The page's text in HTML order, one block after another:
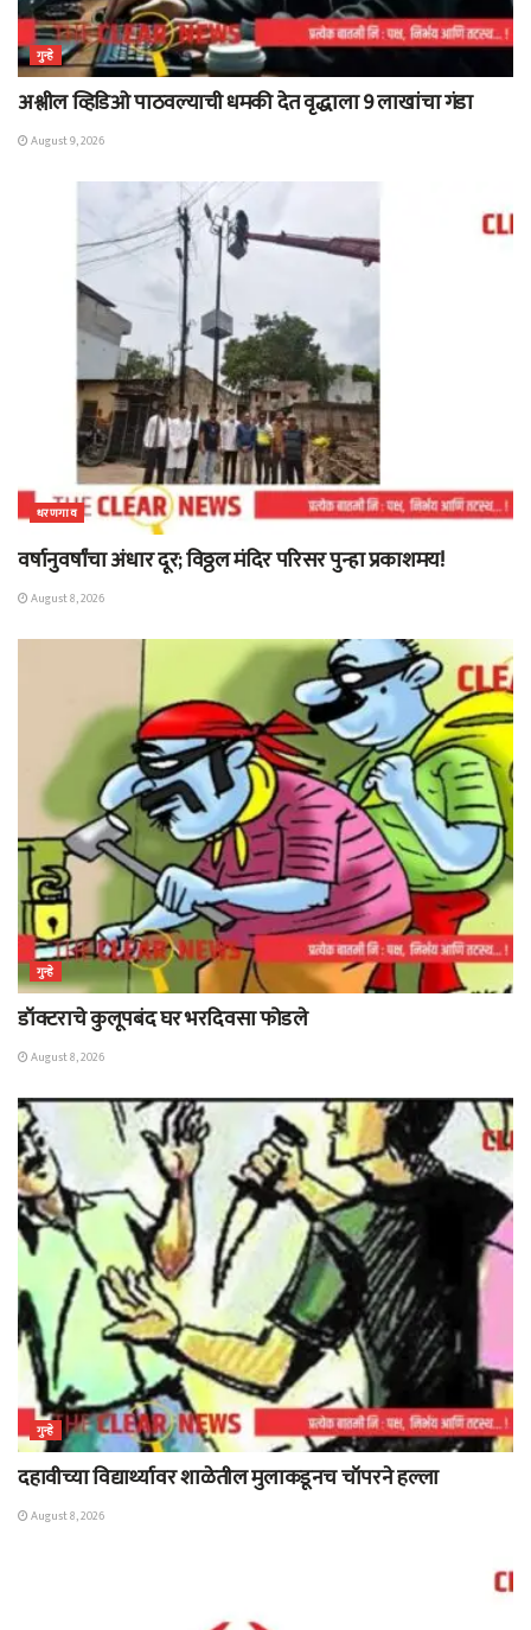
गुन्हे
अश्लील व्हिडिओ पाठवल्याची धमकी देत वृद्धाला 9 लाखांचा गंडा
August 9, 2026
धरणगाव
वर्षानुवर्षांचा अंधार दूर; विठ्ठल मंदिर परिसर पुन्हा प्रकाशमय!
August 8, 2026
गुन्हे
डॉक्टराचे कुलूपबंद घर भरदिवसा फोडले
August 8, 2026
गुन्हे
दहावीच्या विद्यार्थ्यावर शाळेतील मुलाकडूनच चॉपरने हल्ला
August 8, 2026